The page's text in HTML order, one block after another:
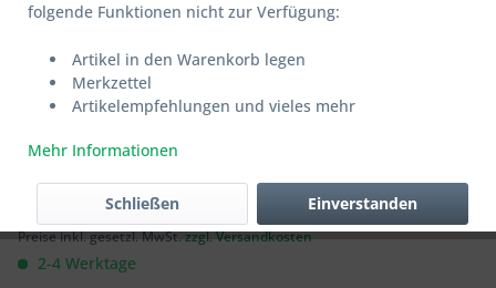
Tomme des Croquants
Trüffel
Französischer halbfester Schnittkäse aus Kuhmilch. 6-8
19,50 € *
250 g (7,80 € * / 100 g)
Preise inkl. gesetzl. MwSt.zzgl. Versandkosten
2-4 Werktage
folgende Funktionen nicht zur Verfügung:
Artikel in den Warenkorb legen
Merkzettel
Artikelempfehlungen und vieles mehr
Mehr Informationen
Einverstanden
Schließen